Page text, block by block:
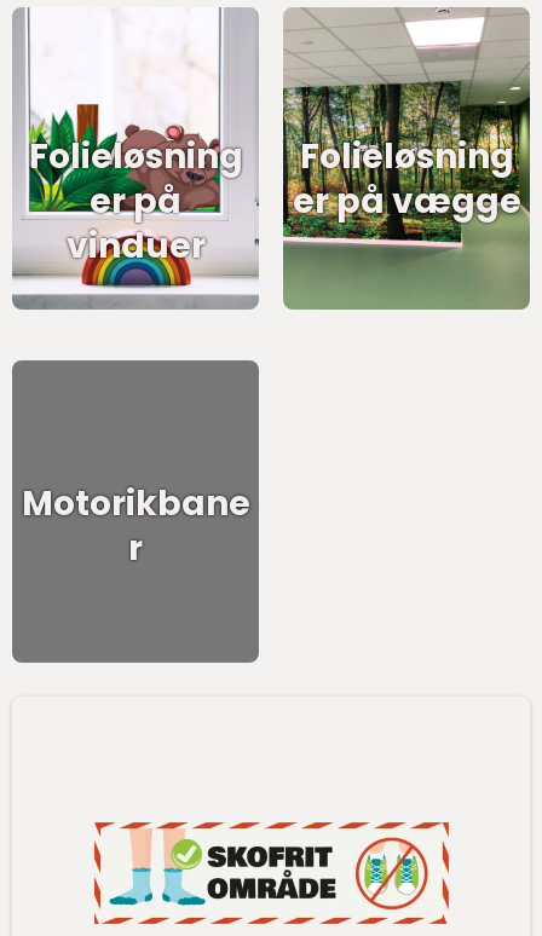
Folieløsning
er på
vinduer
Folieløsning
er på vægge
Motorikbane
r